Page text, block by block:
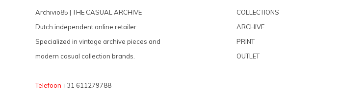
Archivio85 | THE CASUAL ARCHIVE
Dutch independent online retailer.
Specialized in vintage archive pieces and
modern casual collection brands.
Telefoon +31 611279788
COLLECTIONS
ARCHIVE
PRINT
OUTLET